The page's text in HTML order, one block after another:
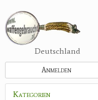
zum
Inhalt
Deutschland
Anmelden
Kategorien